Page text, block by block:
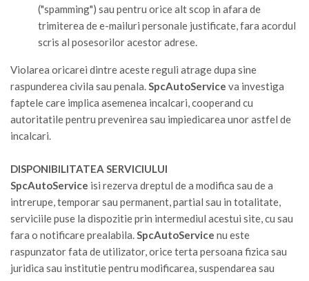
("spamming") sau pentru orice alt scop in afara de
trimiterea de e-mailuri personale justificate, fara acordul
scris al posesorilor acestor adrese.
Violarea oricarei dintre aceste reguli atrage dupa sine
raspunderea civila sau penala.SpcAutoService va investiga
faptele care implica asemenea incalcari, cooperand cu
autoritatile pentru prevenirea sau impiedicarea unor astfel de
incalcari.
DISPONIBILITATEA SERVICIULUI
SpcAutoService isi rezerva dreptul de a modifica sau de a
intrerupe, temporar sau permanent, partial sau in totalitate,
serviciile puse la dispozitie prin intermediul acestui site, cu sau
fara o notificare prealabila.SpcAutoService nu este
raspunzator fata de utilizator, orice terta persoana fizica sau
juridica sau institutie pentru modificarea, suspendarea sau